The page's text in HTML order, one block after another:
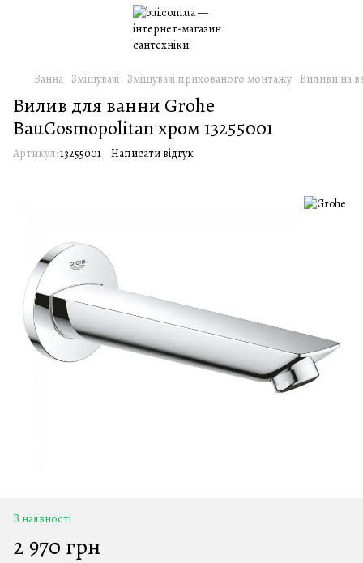
Ванна Змішувачі Змішувачі прихованого монтажу Виливи на
Вилив для ванни Grohe
BauCosmopolitan хром 13255001
Артикул:13255001 Написати відгук
В наявності
2 970 грн